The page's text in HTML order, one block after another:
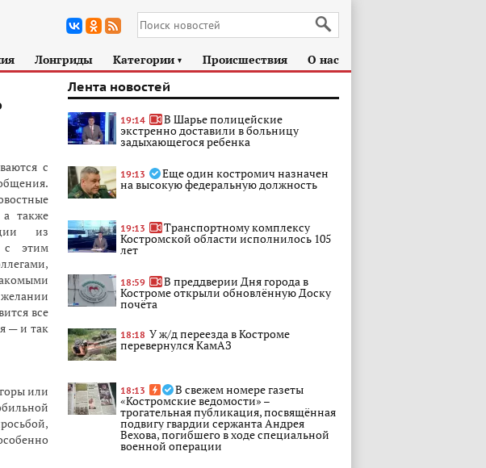
Лонгриды Категории ► Происшествия О нас
с
также
из
с этим
все
— и так
или
Лента новостей
19:14 В Шарье полицейские
экстренно доставили в больницу
задыхающегося ребенка
19:13 Еще один костромич назначен
на высокую федеральную должность
19:13 Транспортному комплексу
Костромской области исполнилось 105
лет
18:59 В преддверии Дня города в
Костроме открыли обновлённую Доску
почёта
18:18 У ж/д переезда в Костроме
перевернулся КамАЗ
18:13 В свежем номере газеты
«Костромские ведомости» –
трогательная публикация, посвящённая
подвигу гвардии сержанта Андрея
Вехова, погибшего в ходе специальной
военной операции